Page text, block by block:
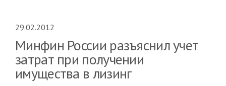
29.02.2012
Минфин России разъяснил учет
затрат при получении
имущества в лизинг